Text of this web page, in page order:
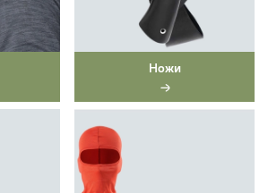
Ножи